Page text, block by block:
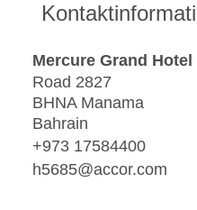
Mercure Grand
Road 2827
BHNA Manama
Bahrain
+973 17584400
h5685@accor.com